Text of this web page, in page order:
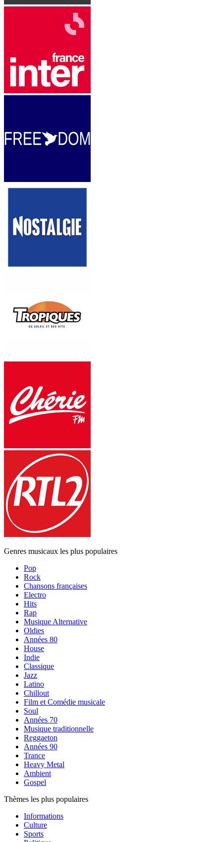
Genres musicaux les plus populaires
Pop
Rock
Chansons françaises
Electro
Hits
Rap
Musique Alternative
Oldies
Années 80
House
Indie
Classique
Jazz
Latino
Chillout
Film et Comédie musicale
Soul
Années 70
Musique traditionnelle
Reggaeton
Années 90
Trance
Heavy Metal
Ambient
Gospel
Thèmes les plus populaires
Informations
Culture
Sports